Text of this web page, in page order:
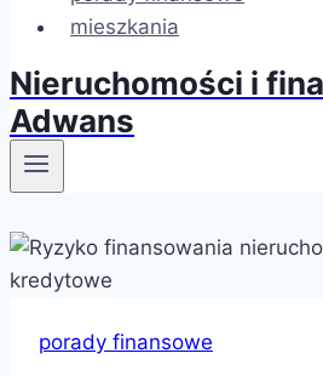
mieszkania
Nieruchomości i
Adwans
porady finansowe